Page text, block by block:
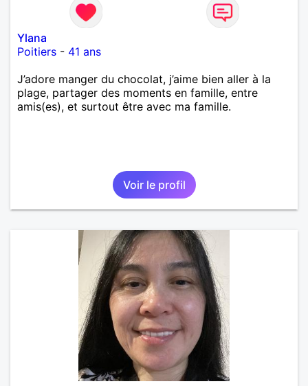
Ylana
Poitiers - 41 ans
J’adore manger du chocolat, j’aime bien aller à la
plage, partager des moments en famille, entre
amis(es), et surtout être avec ma famille.
Voir le profil